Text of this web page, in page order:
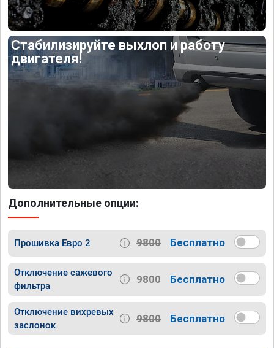
Стабилизируйте выхлоп и работу
двигателя!
Дополнительные опции:
Прошивка Евро 2 9800 Бесплатно
Отключение сажевого
фильтра
9800 Бесплатно
Отключение вихревых
заслонок
9800 Бесплатно